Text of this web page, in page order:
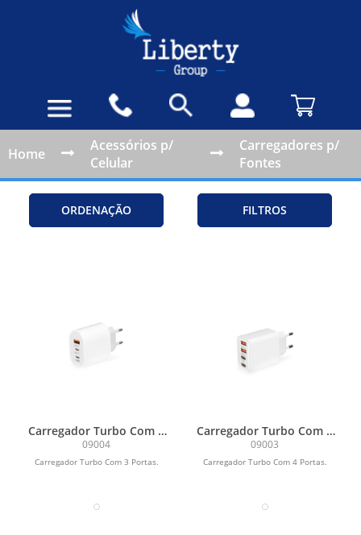
Home
Acessórios p/
Celular
Carregadores p/
Fontes
ORDENAÇÃO FILTROS
Carregador Turbo Com 3
Portas
09004
Carregador Turbo Com 3 Portas.
Carregador Turbo Com 4
Portas
09003
Carregador Turbo Com 4 Portas.